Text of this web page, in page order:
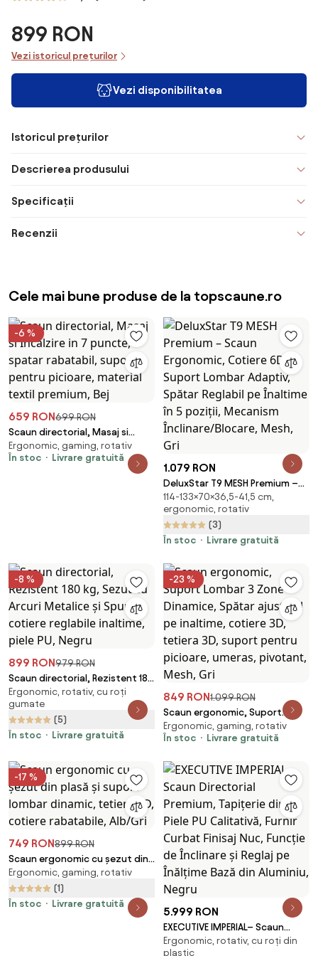
899 RON
Vezi istoricul prețurilor
Vezi disponibilitatea
Istoricul prețurilor
Descrierea produsului
Specificații
Recenzii
Cele mai bune produse de la topscaune.ro
-6 %
659 RON699 RON
Scaun directorial, Masaj si
Incalzire in 7 puncte, spatar
rabatabil, suport pentru
Ergonomic, gaming, rotativ
În stoc
Livrare gratuită
1.079 RON
DeluxStar T9 MESH Premium –
Scaun Ergonomic, Cotiere 6D,
Suport Lombar Adaptiv, Spătar
Reglabil pe Înaltime în 5 poziții,
Mecanism Înclinare/Blocare,
114-133×70×36,5-41,5 cm,
ergonomic, rotativ
(3)
În stoc
Livrare gratuită
-8 %
899 RON979 RON
Scaun directorial, Rezistent 180
kg, Sezut cu Arcuri Metalice și
Spumă, cotiere reglabile
inaltime, piele PU, Negru
Ergonomic, rotativ, cu roți
gumate
(5)
În stoc
Livrare gratuită
-23 %
849 RON1.099 RON
Scaun ergonomic, Suport
Lombar 3 Zone Dinamice,
Spătar ajustabil pe inaltime,
pentru picioare, umeras,
pivotant, Mesh, Gri
Ergonomic, gaming, rotativ
În stoc
Livrare gratuită
-17 %
749 RON899 RON
Scaun ergonomic cu șezut din
plasă și suport lombar dinamic,
tetiera 3D, cotiere rabatabile,
Alb/Gri
Ergonomic, gaming, rotativ
(1)
În stoc
Livrare gratuită
5.999 RON
EXECUTIVE IMPERIAL– Scaun
Directorial Premium, Tapițerie
Ergonomic, rotativ, cu roți din
plastic